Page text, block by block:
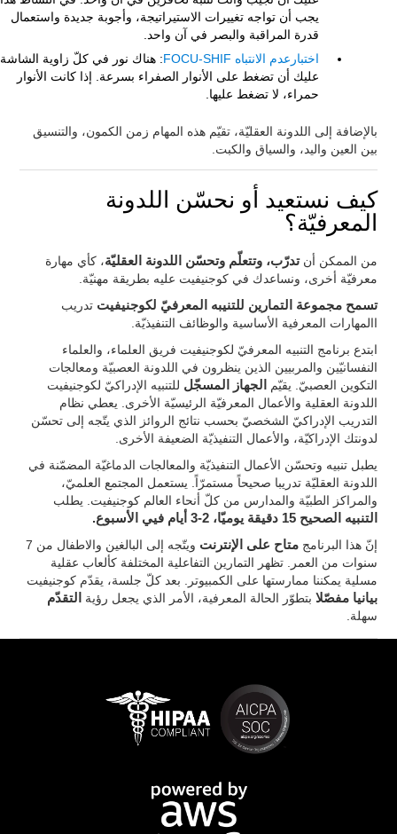
يجب أن تواجه تغييرات الاستيراتيجة، وأجوبة جديدة واستعمال
قدرة المراقبة والبصر في آن واحد.
اختبارعدم الانتباه FOCU-SHIF
: هناك نور في كلّ زاوية
عليك أن تضغط على الأنوار الصفراء بسرعة. إذا كانت الأنوار
حمراء، لا تضغط عليها.
بالإضافة إلى اللدونة العقليّة، تقيّم هذه المهام زمن الكمون، والتنسيق
بين العين واليد، والسياق والكبت.
كيف نستعيد أو نحسّن اللدونة
المعرفيّة؟
من الممكن أنتدرّب، وتتعلّم وتحسّن اللدونة العقليّة، كأي مهارة
معرفيّة أخرى، ونساعدك في كوجنيفيت عليه بطريقة مهنيّة.
تسمح مجموعة التمارين للتنيبه المعرفيّ لكوجنيفيت تدريب
االمهارات المعرفية الأساسية والوظائف التنفيذيّة.
ابتدع برنامج التنبيه المعرفيّ لكوجنيفيت فريق العلماء، والعلماء
النفسانيّين والمربيين الذين ينظرون في اللدونة العصبيّة ومعالجات
التكوين العصبيّ. يقيّم
الجهاز المسجّل للتنبيه الإدراكيّ لكوجنيفيت
اللدونة العقلية والأعمال المعرفيّة الرئيسيّة الأخرى. يعطي نظام
التدريب الإدراكيّ الشخصيّ بحسب نتائج الروائز الذي يتّجه إلى تحسّن
لدونتك الإدراكيّة، والأعمال التنفيذيّة الضعيفة الأخرى.
يطبل تنبيه وتحسّن الأعمال التنفيذيّة والمعالجات الدماغيّة المضمّنة في
اللدونة العقليّة تدريبا صحيحاً مستمرّاً. يستعمل المجتمع العلميّ،
والمراكز الطبيّة والمدارس من كلّ أنحاء العالم كوجنيفيت. يطلب
التنبيه الصحيح 15 دقيقة يوميّا، 2-3 أيام فيي الأسبوع.
إنّ هذا البرنامجمتاح على الإنترنت
ويتّجه إلى البالغين والاطفال من 7
سنوات من العمر. تظهر التمارين التفاعلية المختلفة كألعاب عقلية
مسلية يمكننا ممارستها على الكمبيوتر. بعد كلّ جلسة، يقدّم كوجنيفيت
بيانيا مفصّلا بتطوّر الحالة المعرفية، الأمر الذي يجعل رؤية
التقدّم
سهلة.